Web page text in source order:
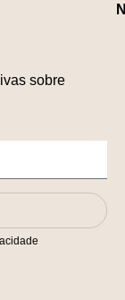
sobre